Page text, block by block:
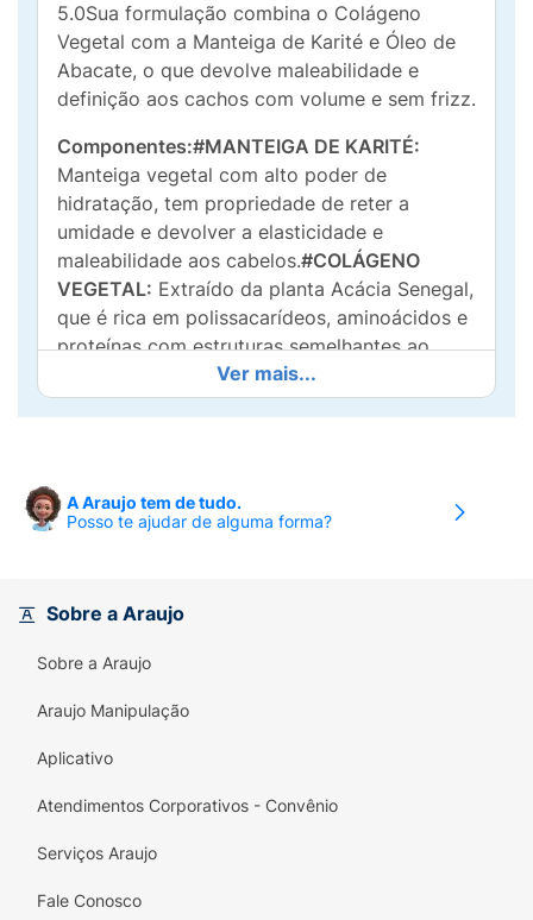
5.0Sua formulação combina o Colágeno
Vegetal com a Manteiga de Karité e Óleo de
Abacate, o que devolve maleabilidade e
definição aos cachos com volume e sem frizz.
Componentes:#MANTEIGA DE KARITÉ:
Manteiga vegetal com alto poder de
hidratação, tem propriedade de reter a
umidade e devolver a elasticidade e
maleabilidade aos cabelos.#COLÁGENO
VEGETAL: Extraído da planta Acácia Senegal,
que é rica em polissacarídeos, aminoácidos e
proteínas com estruturas semelhantes ao
colágeno humano, oferecendo precursores
biológicos com alta afinidade com os
impedir a perda de água.
ABACATE:Óleo vegetal de nutrição intensa
aplique o Curly On Cream Ativador de Cachos
mecha a mecha comprimento às pontas,
desembaraçando os fios, em seguida amassa
os cabelos com movimentos de baixo para
Ver mais...
A Araujo tem de tudo.
Posso te ajudar de alguma forma?
Sobre a Araujo
Sobre a Araujo
Araujo Manipulação
Aplicativo
Atendimentos Corporativos - Convênio
Serviços Araujo
Fale Conosco